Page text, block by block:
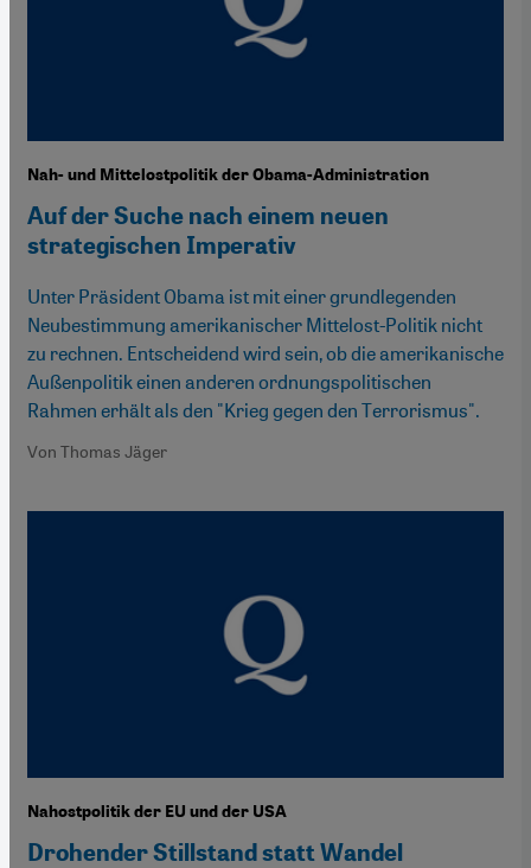
Nah- und Mittelostpolitik der Obama-Administration
Auf der Suche nach einem neuen
strategischen Imperativ
Unter Präsident Obama ist mit einer grundlegenden
Neubestimmung amerikanischer Mittelost-Politik nicht
zu rechnen. Entscheidend wird sein, ob die amerikanische
Außenpolitik einen anderen ordnungspolitischen
Rahmen erhält als den "Krieg gegen den Terrorismus".
Von Thomas Jäger
Nahostpolitik der EU und der USA
Drohender Stillstand statt Wandel